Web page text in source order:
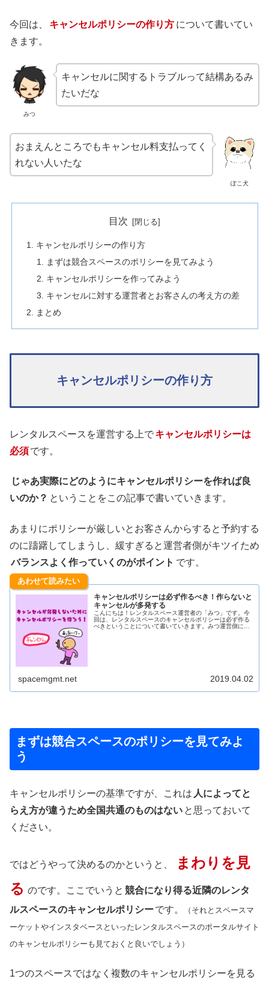
今回は、 キャンセルポリシーの作り方 について書いてい
きます。
みつ
キャンセルに関するトラブルって結構あるみ
たいだな
ぽこ犬
おまえんところでもキャンセル料支払ってく
れない人いたな
目次
キャンセルポリシーの作り方
まずは競合スペースのポリシーを見てみよう
キャンセルポリシーを作ってみよう
キャンセルに対する運営者とお客さんの考え方の差
まとめ
キャンセルポリシーの作り方
レンタルスペースを運営する上でキャンセルポリシーは
必須です。
じゃあ実際にどのようにキャンセルポリシーを作れば良
いのか？ ということをこの記事で書いていきます。
あまりにポリシーが厳しいとお客さんからすると予約する
のに躊躇してしまうし、緩すぎると運営者側がキツイため
バランスよく作っていくのがポイント です。
あわせて読みたい
キャンセルポリシーは必ず作るべき！作らないと
キャンセルが多発する
こんにちは！レンタルスペース運営者の「みつ」です。今
回は、レンタルスペースのキャンセルポリシーは必ず作る
べきということについて書いていきます。みつ運営側にな
spacemgmt.net 2019.04.02
まずは競合スペースのポリシーを見てみよ
う
キャンセルポリシーの基準ですが、これは 人によってと
らえ方が違うため全国共通のものはない と思っておいて
ください。
ではどうやって決めるのかというと、
まわりを見
る のです。ここでいうと 競合になり得る近隣のレンタ
ルスペースのキャンセルポリシーです。
（それとスペースマ
ーケットやインスタベースといったレンタルスペースのポータルサイト
のキャンセルポリシーも見ておくと良いでしょう）
1つのスペースではなく複数のキャンセルポリシーを見る